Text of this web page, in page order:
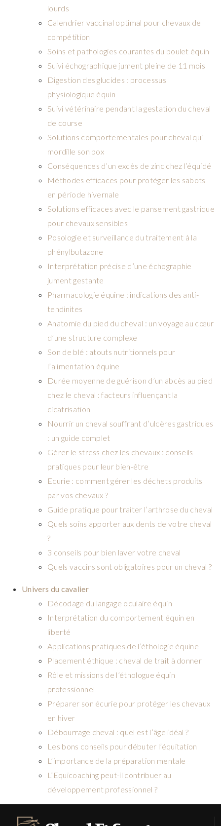
lourds
Calendrier vaccinal optimal pour chevaux de
compétition
Soins et pathologies courantes du boulet équin
Suivi échographique jument pleine de 11 mois
Digestion des glucides : processus
physiologique équin
Suivi vétérinaire pendant la gestation du cheval
de course
Solutions comportementales pour cheval qui
mordille son box
Conséquences d’un excès de zinc chez l’équidé
Méthodes efficaces pour protéger les sabots
en période hivernale
Solutions efficaces avec le pansement gastrique
pour chevaux sensibles
Posologie et surveillance du traitement à la
phénylbutazone
Interprétation précise d’une échographie
jument gestante
Pharmacologie équine : indications des anti-
tendinites
Anatomie du pied du cheval : un voyage au cœur
d’une structure complexe
Son de blé : atouts nutritionnels pour
l’alimentation équine
Durée moyenne de guérison d’un abcès au pied
chez le cheval : facteurs influençant la
cicatrisation
Nourrir un cheval souffrant d’ulcères gastriques
: un guide complet
Gérer le stress chez les chevaux : conseils
pratiques pour leur bien-être
Ecurie : comment gérer les déchets produits
par vos chevaux ?
Guide pratique pour traiter l’arthrose du cheval
Quels soins apporter aux dents de votre cheval
?
3 conseils pour bien laver votre cheval
Quels vaccins sont obligatoires pour un cheval ?
Univers du cavalier
Décodage du langage oculaire équin
Interprétation du comportement équin en
liberté
Applications pratiques de l’éthologie équine
Placement éthique : cheval de trait à donner
Rôle et missions de l’éthologue équin
professionnel
Préparer son écurie pour protéger les chevaux
en hiver
Débourrage cheval : quel est l’âge idéal ?
Les bons conseils pour débuter l’équitation
L’importance de la préparation mentale
L’Equicoaching peut-il contribuer au
développement professionnel ?